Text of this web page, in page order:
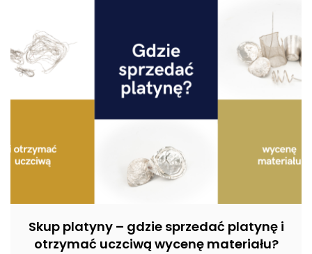
Skup platyny – gdzie sprzedać platynę i
otrzymać uczciwą wycenę materiału?